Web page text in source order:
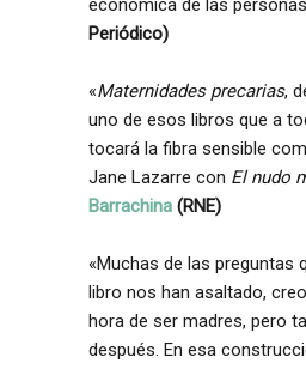
económica de las
Periódico)
«Maternidades precarias,
uno de esos libros que a
tocará la fibra sensible
Jane Lazarre con El nudo
Barrachina (RNE)
«Muchas de las preguntas
libro nos han asaltado,
hora de ser madres, pero
después. En esa